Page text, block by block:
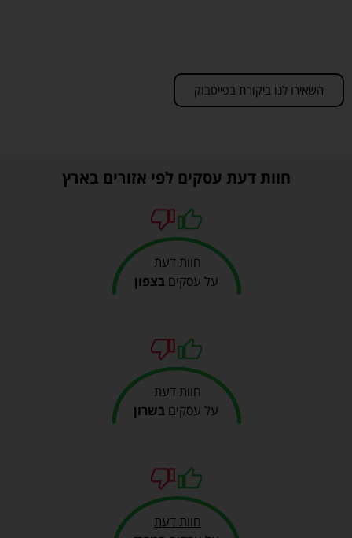
השאירו לנו ביקורת בפייסבוק
חוות דעת עסקים לפי אזורים בארץ
חוות דעת
על עסקיםבצפון
חוות דעת
על עסקים בשרון
חוות דעת